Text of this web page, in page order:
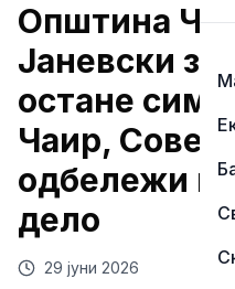
Општина
Јаневски
остане
Чаир,
одбележи
дело
29 јуни 2026